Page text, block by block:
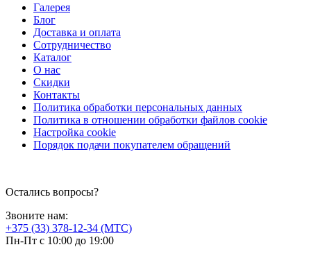
Галерея
Блог
Доставка и оплата
Сотрудничество
Каталог
О нас
Скидки
Контакты
Политика обработки персональных данных
Политика в отношении обработки файлов cookie
Настройка cookie
Порядок подачи покупателем обращений
Остались вопросы?
Звоните нам:
+375 (33) 378-12-34 (МТС)
Пн-Пт с 10:00 до 19:00